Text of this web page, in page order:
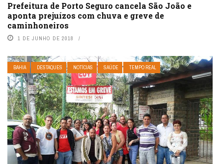
Prefeitura de Porto Seguro cancela São João e
aponta prejuízos com chuva e greve de
caminhoneiros
1 DE JUNHO DE 2018
BAHIA DESTAQUES NOTÍCIAS SAÚDE TEMPO REAL